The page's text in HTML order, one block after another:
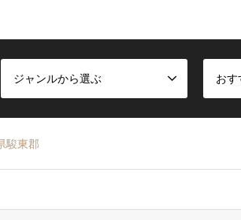
ジャンルから選ぶ おす
駿東郡